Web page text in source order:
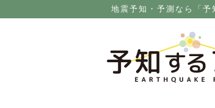
地震予知・予測なら「予